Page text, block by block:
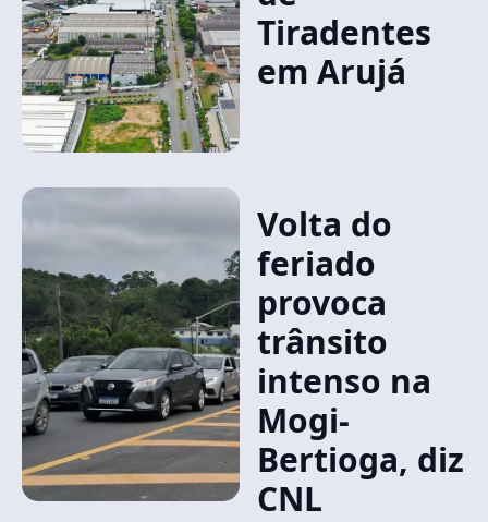
Tiradentes
em Arujá
Volta do
feriado
provoca
trânsito
intenso na
Mogi-
Bertioga, diz
CNL